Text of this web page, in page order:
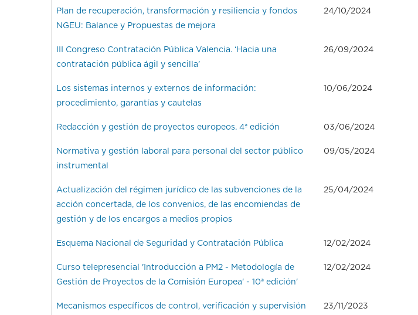
Plan de recuperación, transformación y resiliencia y fondos
NGEU: Balance y Propuestas de mejora
24/10/2024
III Congreso Contratación Pública Valencia. ‘Hacia una
contratación pública ágil y sencilla’
26/09/2024
Los sistemas internos y externos de información:
procedimiento, garantías y cautelas
10/06/2024
Redacción y gestión de proyectos europeos. 4ª edición 03/06/2024
Normativa y gestión laboral para personal del sector público
instrumental
09/05/2024
Actualización del régimen jurídico de las subvenciones de la
acción concertada, de los convenios, de las encomiendas de
gestión y de los encargos a medios propios
25/04/2024
Esquema Nacional de Seguridad y Contratación Pública 12/02/2024
Curso telepresencial 'Introducción a PM2 - Metodología de
Gestión de Proyectos de la Comisión Europea' - 10ª edición'
12/02/2024
Mecanismos específicos de control, verificación y supervisión
23/11/2023